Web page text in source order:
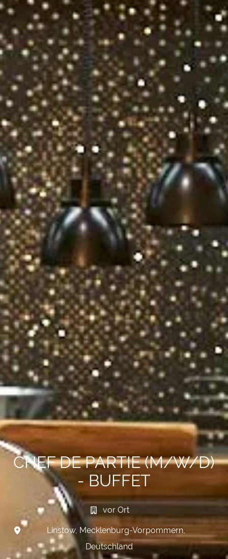
CHEF DE PARTIE (M/W/D)
- BUFFET
vor Ort
Linstow, Mecklenburg-Vorpommern,
Deutschland